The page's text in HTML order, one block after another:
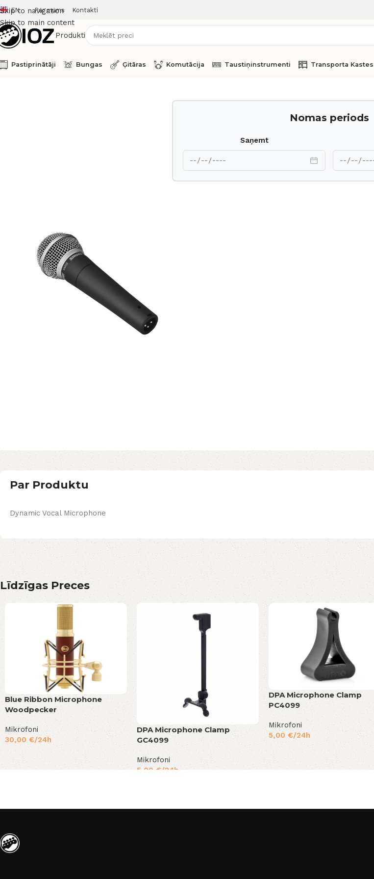
Skip to navigation
Skip to main content
EN Par mums Kontakti
Produkti
Pastiprinātāji Bungas Ģitāras Komutācija Taustiņinstrumenti Transporta Kastes
Nomas periods
Saņemt
Par Produktu
Dynamic Vocal Microphone
Līdzīgas Preces
Blue Ribbon Microphone
Woodpecker
Mikrofoni
30,00 €/24h
DPA Microphone Clamp
GC4099
Mikrofoni
5,00 €/24h
DPA Microphone Clamp
PC4099
Mikrofoni
5,00 €/24h